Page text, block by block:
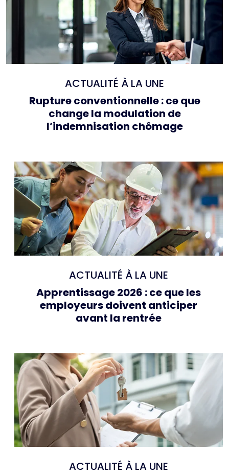
ACTUALITÉ À LA UNE
Rupture conventionnelle : ce que
change la modulation de
l’indemnisation chômage
ACTUALITÉ À LA UNE
Apprentissage 2026 : ce que les
employeurs doivent anticiper
avant la rentrée
ACTUALITÉ À LA UNE